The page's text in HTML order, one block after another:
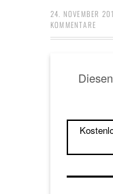
24. NOVEMBER
KOMMENTARE